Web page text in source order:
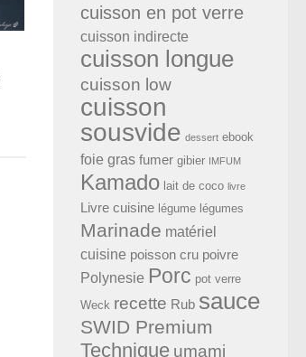
cuisson en pot verre
cuisson indirecte
cuisson longue
cuisson low
cuisson
sousvide dessert ebook
foie gras fumer gibier IMFUM
Kamado lait de coco livre
Livre cuisine légume légumes
Marinade matériel
cuisine poisson cru poivre
Polynesie Porc pot verre
Weck recette Rub sauce
SWID Premium
Technique umami